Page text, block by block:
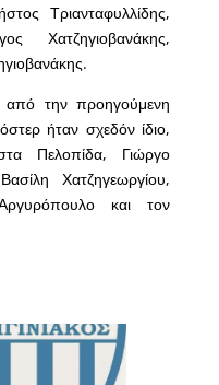
Τριανταφυλλίδης,
Χατζηγιοβανάκης,
την προηγούμενη
ήταν σχεδόν ίδιο,
Πελοπίδα, Γιώργο
Χατζηγεωργίου,
και τον